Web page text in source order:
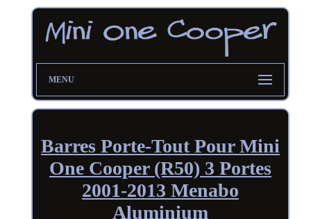
MENU
Barres Porte-Tout Pour Mini
One Cooper (R50) 3 Portes
2001-2013 Menabo
Aluminium